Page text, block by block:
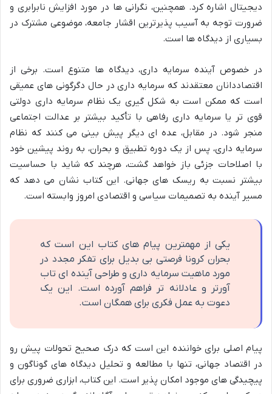
دیجیتال اشاره کرد. همچنین، نگرانی ها در مورد افزایش نابرابری و
ضرورت توجه به آسیب پذیرترین اقشار جامعه، موضوعی مشترک در
بسیاری از دیدگاه ها است.
در خصوص آینده سرمایه داری، دیدگاه ها متنوع است. برخی از
اقتصاددانان معتقدند که سرمایه داری در حال دگرگونی های عمیقی
است که ممکن است به شکل گیری یک نظام سرمایه داری دولتی
قوی تر یا سرمایه داری رفاهی با تأکید بیشتر بر عدالت اجتماعی
منجر شود. در مقابل، عده ای دیگر پیش بینی می کنند که نظام
سرمایه داری، پس از یک دوره تطبیق و بحران، به روند پیشین خود
با اصلاحات جزئی باز خواهد گشت، هرچند که شاید با حساسیت
بیشتر نسبت به ریسک های جهانی. این کتاب نشان می دهد که
مسیر آینده به تصمیمات سیاسی و اقتصادی امروز وابسته است.
یکی از مهمترین پیام های کتاب این است که
بحران کرونا فرصتی بی بدیل برای تفکر مجدد در
مورد ماهیت سرمایه داری و طراحی آینده ای تاب
آورتر و عادلانه تر فراهم آورده است. این یک
دعوت به عمل فکری برای همگان است.
پیام اصلی برای خواننده این است که درک صحیح تحولات پیش رو
در اقتصاد جهانی، تنها با مطالعه و تحلیل دیدگاه های گوناگون و
پیچیدگی های موجود امکان پذیر است. این کتاب، ابزاری ضروری برای